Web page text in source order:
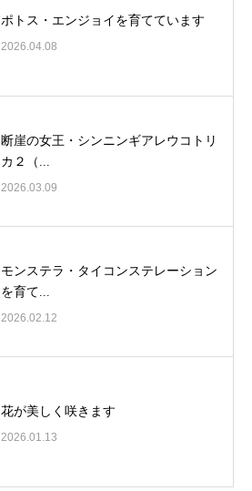
ポトス・エンジョイを育てています
2026.04.08
断崖の女王・シンニンギアレウコトリ
カ２（...
2026.03.09
モンステラ・タイコンステレーション
を育て...
2026.02.12
花が美しく咲きます
2026.01.13